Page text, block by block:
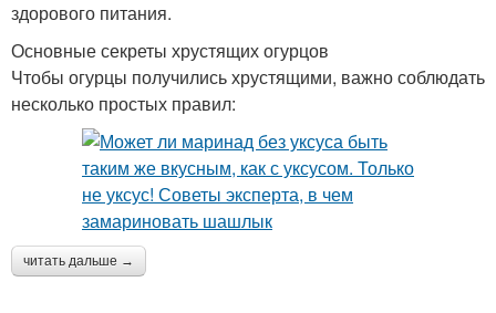
здорового питания.
Основные секреты хрустящих огурцов
Чтобы огурцы получились хрустящими, важно соблюдать
несколько простых правил:
читать дальше →